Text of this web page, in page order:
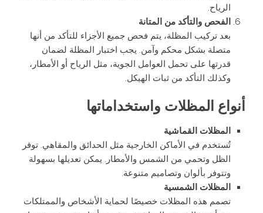
الرياح.
الفحص والتأكد من المتانة
بعد تركيب المظلة، يتم فحص جميع الأجزاء للتأكد من أنها
متصلة بشكل محكم وآمن. يجب اختبار المظلة لضمان
قدرتها على تحمل العوامل الجوية، مثل الرياح أو الأمطار،
وكذلك التأكد من ثبات الهيكل.
أنواع المظلات واستخداماتها
المظلات القماشية
تُستخدم في الأماكن الخارجية مثل الحدائق والمقاهي. توفر
الظل وتحمي من الشمس والأمطار. يمكن تعديلها بسهولة
وتتوفر بألوان وتصاميم متنوعة.
المظلات الشمسية
تصمم هذه المظلات خصيصًا لحماية الأشخاص والممتلكات